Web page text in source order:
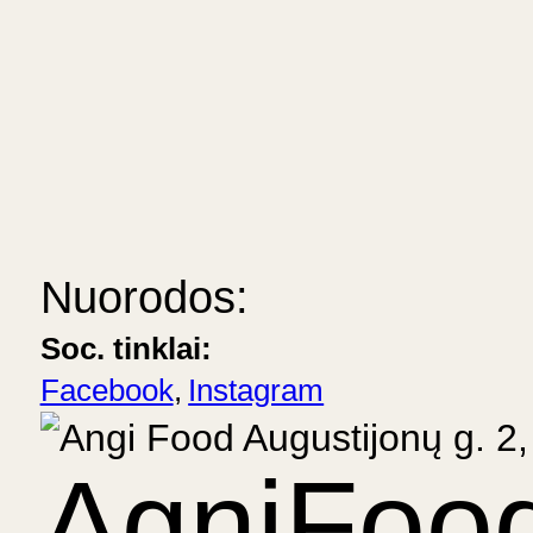
Nuorodos:
Soc. tinklai:
Facebook Instagram